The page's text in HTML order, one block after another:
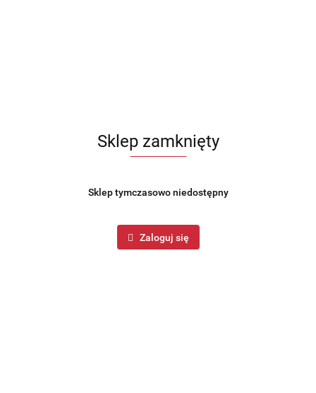
Sklep zamknięty
Sklep tymczasowo niedostępny
Zaloguj się